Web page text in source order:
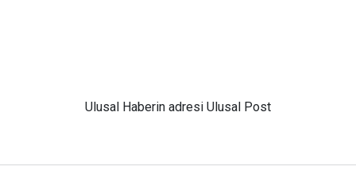
Ulusal Haberin adresi Ulusal Post